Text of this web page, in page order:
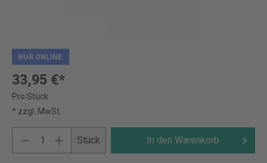
NUR ONLINE
33,95 €*
Pro Stück
* zzgl. MwSt.
Stück In den Warenkorb